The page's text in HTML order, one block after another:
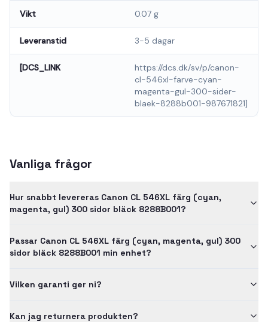
Vikt 0.07 g
Leveranstid 3-5 dagar
[DCS_LINK
https://dcs.dk/sv/p/canon-
cl-546xl-farve-cyan-
magenta-gul-300-sider-
blaek-8288b001-987671821]
Vanliga frågor
Hur snabbt levereras Canon CL 546XL färg (cyan,
magenta, gul) 300 sidor bläck 8288B001?
Passar Canon CL 546XL färg (cyan, magenta, gul) 300
sidor bläck 8288B001 min enhet?
Vilken garanti ger ni?
Kan jag returnera produkten?